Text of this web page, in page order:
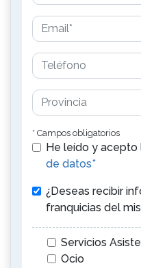
* Campos obligatorios
He leído y acepto
de datos*
¿Deseas recibir
franquicias del
Servicios
Ocio